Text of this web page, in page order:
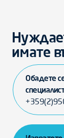
имате
Обадете